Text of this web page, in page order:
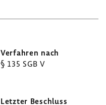
§ 135 SGB V